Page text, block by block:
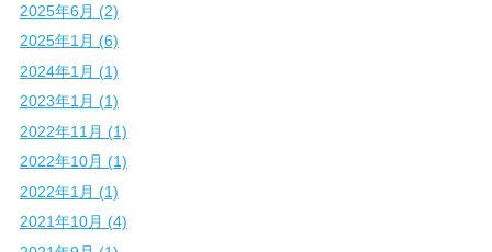
2025年6月 (2)
2025年1月 (6)
2024年1月 (1)
2023年1月 (1)
2022年11月 (1)
2022年10月 (1)
2022年1月 (1)
2021年10月 (4)